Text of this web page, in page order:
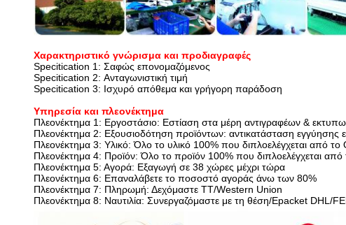
Χαρακτηριστικό γνώρισμα και προδιαγραφές
Specitication 1: Σαφώς επονομαζόμενος
Specitication 2: Ανταγωνιστική τιμή
Specitication 3: Ισχυρό απόθεμα και γρήγορη παράδοση
Υπηρεσία και πλεονέκτημα
Πλεονέκτημα 1: Εργοστάσιο: Εστίαση στα μέρη αντιγραφέων &
Πλεονέκτημα 2: Εξουσιοδότηση προϊόντων: αντικατάσταση εγγύησης
Πλεονέκτημα 3: Υλικό: Όλο το υλικό 100% που διπλοελέγχεται από
Πλεονέκτημα 4: Προϊόν: Όλο το προϊόν 100% που διπλοελέγχεται
Πλεονέκτημα 5: Αγορά: Εξαγωγή σε 38 χώρες μέχρι τώρα
Πλεονέκτημα 6: Επαναλάβετε το ποσοστό αγοράς άνω των 80%
Πλεονέκτημα 7: Πληρωμή: Δεχόμαστε TT/Western Union
Πλεονέκτημα 8: Ναυτιλία: Συνεργαζόμαστε με τη θέση/Epacket DHL/